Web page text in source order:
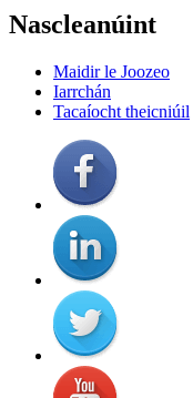
Nascleanúint
Maidir le Joozeo
Iarrchán
Tacaíocht theicniúil